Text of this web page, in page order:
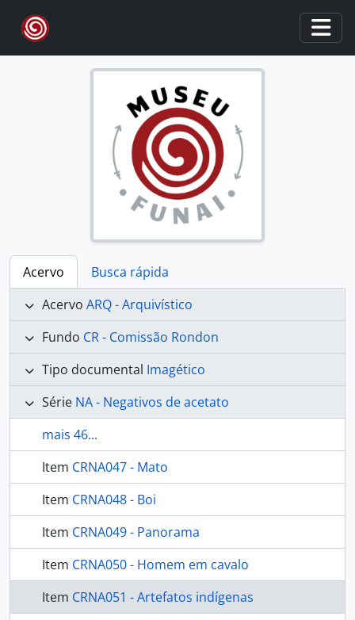
Skip to main content
Acervo
Busca rápida
Acervo ARQ - Arquivístico
Fundo CR - Comissão Rondon
Tipo documental Imagético
Série NA - Negativos de acetato
mais 46...
Item CRNA047 - Mato
Item CRNA048 - Boi
Item CRNA049 - Panorama
Item CRNA050 - Homem em cavalo
Item CRNA051 - Artefatos indígenas